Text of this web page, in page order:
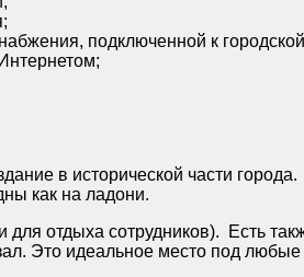
подключенной к
в исторической части
как на ладони.
отдыха сотрудников). Есть
Это идеальное место под любые